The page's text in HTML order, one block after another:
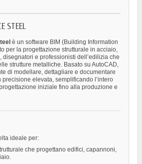
STEEL
è un software BIM (Building Information
per la progettazione strutturale in acciaio,
e professionisti dell’edilizia che
strutture metalliche. Basato su AutoCAD,
di modellare, dettagliare e documentare
elevata, semplificando l’intero
iniziale fino alla produzione e
ideale per:
che progettano edifici, capannoni,